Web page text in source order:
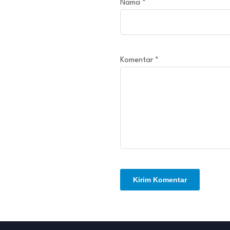
Nama *
Komentar *